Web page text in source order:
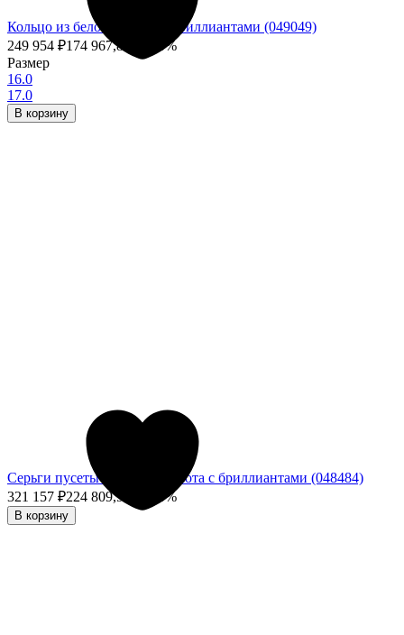
Кольцо из белого золота с бриллиантами (049049)
249 954 ₽174 967,80
- 30%
Размер
16.0
17.0
В корзину
Серьги пусеты из белого золота с бриллиантами (048484)
321 157 ₽224 809,90 - 30%
В корзину